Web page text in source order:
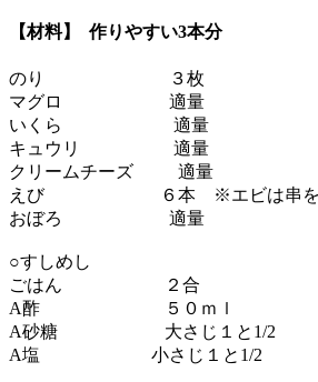
【材料】 作りやすい3本分
のり ３枚
マグロ 適量
いくら 適量
キュウリ 適量
クリームチーズ 適量
えび ６本 ※エビは串をし
おぼろ 適量
○すしめし
ごはん ２合
A酢 ５０ｍｌ
A砂糖 大さじ１と1/2
A塩 小さじ１と1/2